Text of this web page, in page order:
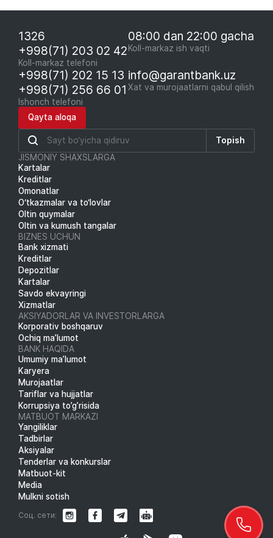
1326
+998(71) 203 02 42
Koll-markaz telefoni
08:00 dan 22:00 gacha
Koll-markaz ish vaqti
+998(71) 202 15 13
+998(71) 256 66 01
Ishonch telefoni
info@garantbank.uz
Xat va murojaatlarni qabul qilish
Qayta aloqa
Topish
JISMONIY SHAXSLARGA
Kartalar
Kreditlar
Omonatlar
O‘tkazmalar va to‘lovlar
Oltin quymalar
Oltin va kumush tangalar
BIZNES UCHUN
Bank xizmati
Kreditlar
Depozitlar
Kartalar
Savdo ekvayringi
Xizmatlar
AKSIYADORLAR VA INVESTORLARGA
Korporativ boshqaruv
Ochiq ma’lumot
BANK HAQIDA
Umumiy ma’lumot
Karyera
Murojaatlar
Tariflar va hujjatlar
Korrupsiya to’g’risida
MATBUOT MARKAZI
Yangiliklar
Tadbirlar
Aksiyalar
Tenderlar va konkurslar
Matbuot-kit
Media
Mulkni sotish
Соц. сети: